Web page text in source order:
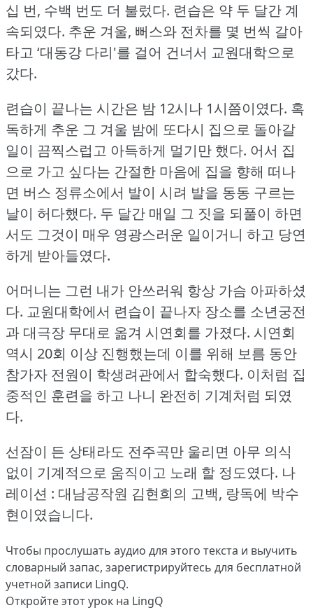
십 번, 수백 번도 더 불렀다. 련습은 약 두 달간 계
속되였다. 추운 겨울, 뻐스와 전차를 몇 번씩 갈아
타고 ‘대동강 다리'를 걸어 건너서 교원대학으로
갔다.
련습이 끝나는 시간은 밤 12시나 1시쯤이였다. 혹
독하게 추운 그 겨울 밤에 또다시 집으로 돌아갈
일이 끔찍스럽고 아득하게 멀기만 했다. 어서 집
으로 가고 싶다는 간절한 마음에 집을 향해 떠나
면 버스 정류소에서 발이 시려 발을 동동 구르는
날이 허다했다. 두 달간 매일 그 짓을 되풀이 하면
서도 그것이 매우 영광스러운 일이거니 하고 당연
하게 받아들였다.
어머니는 그런 내가 안쓰러워 항상 가슴 아파하셨
다. 교원대학에서 련습이 끝나자 장소를 소년궁전
과 대극장 무대로 옮겨 시연회를 가졌다. 시연회
역시 20회 이상 진행했는데 이를 위해 보름 동안
참가자 전원이 학생려관에서 합숙했다. 이처럼 집
중적인 훈련을 하고 나니 완전히 기계처럼 되였
다.
선잠이 든 상태라도 전주곡만 울리면 아무 의식
없이 기계적으로 움직이고 노래 할 정도였다. 나
레이션 : 대남공작원 김현희의 고백, 랑독에 박수
현이였습니다.
Чтобы прослушать аудио для этого текста и выучить
словарный запас, зарегистрируйтесь для бесплатной
учетной записи LingQ.
Откройте этот урок на LingQ